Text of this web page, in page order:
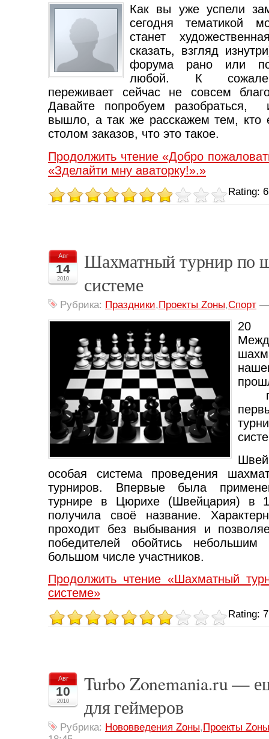
Как вы уже успели
сегодня тематикой
станет
сказать, взгляд
форума рано или
любой. К
переживает сейчас не совсем
Давайте попробуем разобраться,
вышло, а так же расскажем тем, кто
столом заказов, что это такое.
Продолжить чтение «Добро
«Зделайти мну аваторку!».»
Rating:
Авг
14
2010
Шахматный турнир по
системе
Рубрика: Праздники,Проекты Zоны,Спорт
20
особая система проведения
турниров. Впервые была
турнире в Цюрихе (Швейцария) в
получила своё название.
проходит без выбывания и
победителей обойтись
большом числе участников.
Продолжить чтение «Шахматный
системе»
Rating:
Авг
10
2010
Turbo Zonemania.ru —
для геймеров
Рубрика: Нововведения Zоны, Проекты Zоны